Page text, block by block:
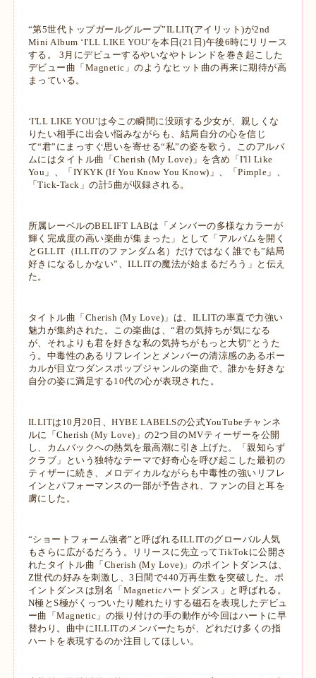
“第5世代トップガールグループ”ILLIT(アイリット)が2nd
Mini Album ‘I'LL LIKE YOU’を本日(21日)午後6時にリリース
する。 3月にデビューするやいなやトレンドを巻き起こした
デビュー曲「Magnetic」のようなヒット曲の再来に期待が高
まっている。
‘I'LL LIKE YOU’は今この瞬間に没頭する少女が、親しくな
りたい相手に出会い悩みながらも、結局自分の心を信じ
て“君”にまっすぐ思いを寄せる“私”の姿を歌う。このアルバ
ムにはタイトル曲「Cherish (My Love)」を含め「I'll Like
You」、「IYKYK (If You Know You Know)」、「Pimple」、
「Tick-Tack」の計5曲が収録される。
所属レーベルのBELIFT LABは「メンバーの多様なカラーが
輝く完成度の高い楽曲が集まった」として「アルバムを開く
とGLLIT（ILLITのファンダム名）だけではなく誰でも”結局
好きになるしかない”、ILLITの魔法が始まるだろう」と伝え
た。
タイトル曲「Cherish (My Love)」は、ILLITの率直で力強い
魅力が集約された。この楽曲は、“君の気持ちが気になる
が、それよりも君を好きな私の気持ちがもっと大切”とうた
う。中毒性のあるリフレインとメンバーの清涼感のあるボー
カルが目立つダンスポップジャンルの楽曲で、誰かを好きな
自分の姿に満足する10代の心が表現された。
ILLITは10月20日、HYBE LABELSの公式YouTubeチャンネ
ルに「Cherish (My Love)」の2つ目のMVティーザーを公開
し、カムバックへの熱気を最高潮に引き上げた。「親知らず
クラブ」という独特なテーマで好奇心を呼び起こした最初の
ティザーに続き、メロディカルながらも中毒性の強いリフレ
インとパフォーマンスの一部が予告され、ファンの目と耳を
虜にした。
“ショートフォーム強者”と呼ばれるILLITのグローバル人気
もさらに広がるだろう。リリースに先立ってTikTokに公開さ
れたタイトル曲「Cherish (My Love)」のポイントダンスは、
Z世代の好みを刺激し、3日間で440万再生数を突破した。ポ
イントダンスは別名「Magneticハートダンス」と呼ばれる。
N極とS極がくっついたり離れたりする磁石を表現したデビュ
ー曲「Magnetic」の振り付けの手の動作が今回はハートに早
替わり。曲中にILLITのメンバーたちが、どれだけ多くの指
ハートを表現するのか注目してほしい。